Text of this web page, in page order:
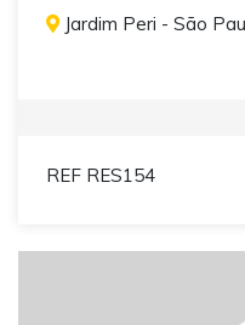
Jardim Peri - São
REF RES154